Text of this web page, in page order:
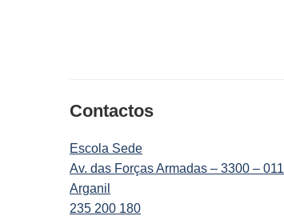
Contactos
Escola Sede
Av. das Forças Armadas – 3300 – 011
Arganil
235 200 180